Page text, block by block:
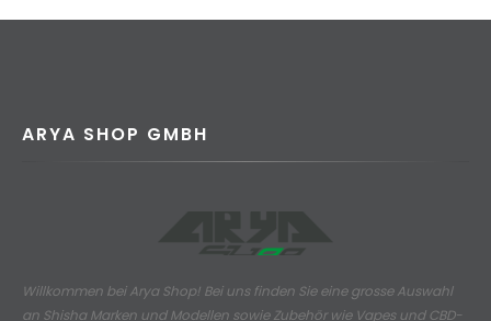
ARYA SHOP GMBH
Willkommen bei Arya Shop! Bei uns finden Sie eine grosse Auswahl
an Shisha Marken und Modellen sowie Zubehör wie Vapes und CBD-